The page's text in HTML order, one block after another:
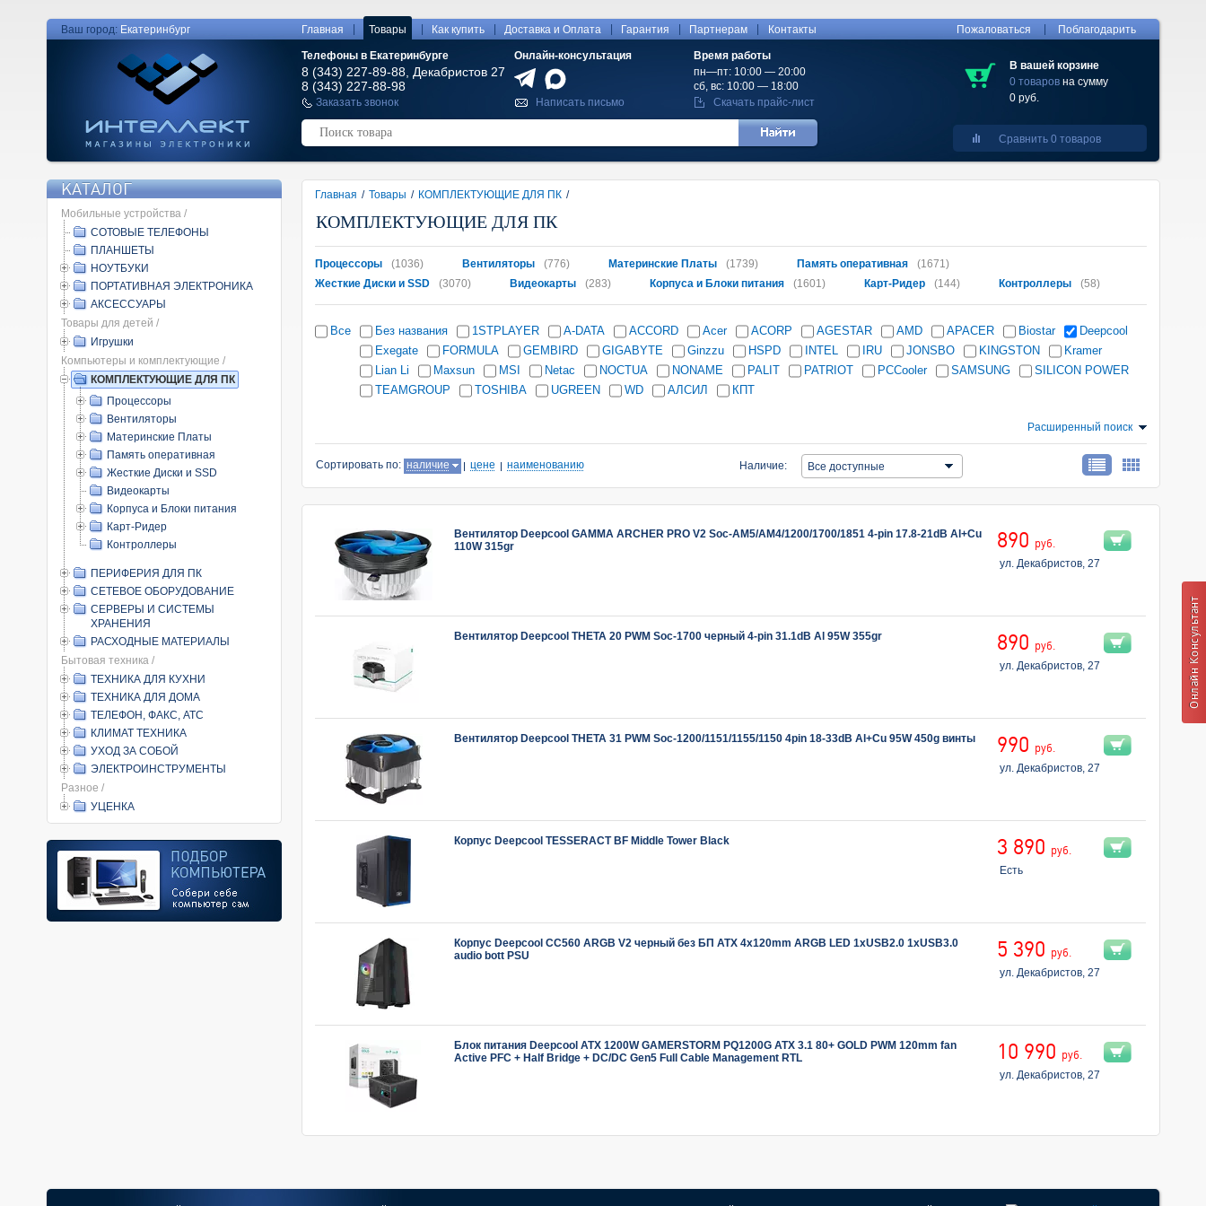
Ваш город: Екатеринбург Главная Товары Как купить Доставка и Оплата Гарантия Партнерам Контакты
Телефоны в Екатеринбурге
8 (343) 227-89-88, Декабристов 27
8 (343) 227-88-98
Онлайн-консультация
Время работы
пн—пт: 10:00 — 20:00
сб, вс: 10:00 — 18:00
Заказать звонок
Написать письмо Скачать прайс-лист
Пожаловаться Поблагодарить
В вашей корзине
0 товаров на сумму
0 руб.
Сравнить 0 товаров
КАТАЛОГ
Мобильные устройства /
СОТОВЫЕ ТЕЛЕФОНЫ
ПЛАНШЕТЫ
НОУТБУКИ
ПОРТАТИВНАЯ ЭЛЕКТРОНИКА
АКСЕССУАРЫ
Товары для детей /
Игрушки
Компьютеры и комплектующие /
КОМПЛЕКТУЮЩИЕ ДЛЯ ПК
Процессоры
Вентиляторы
Материнские Платы
Память оперативная
Жесткие Диски и SSD
Видеокарты
Корпуса и Блоки питания
Карт-Ридер
Контроллеры
ПЕРИФЕРИЯ ДЛЯ ПК
СЕТЕВОЕ ОБОРУДОВАНИЕ
СЕРВЕРЫ И СИСТЕМЫ
ХРАНЕНИЯ
РАСХОДНЫЕ МАТЕРИАЛЫ
Бытовая техника /
ТЕХНИКА ДЛЯ КУХНИ
ТЕХНИКА ДЛЯ ДОМА
ТЕЛЕФОН, ФАКС, АТС
КЛИМАТ ТЕХНИКА
УХОД ЗА СОБОЙ
ЭЛЕКТРОИНСТРУМЕНТЫ
Разное /
УЦЕНКА
Главная / Товары / КОМПЛЕКТУЮЩИЕ ДЛЯ ПК /
КОМПЛЕКТУЮЩИЕ ДЛЯ ПК
Процессоры (1036) Вентиляторы (776) Материнские Платы (1739) Память оперативная
(1671)
Жесткие Диски и SSD
(3070) Видеокарты (283) Корпуса и Блоки питания (1601) Карт-Ридер (144) Контроллеры (58)
Все Без названия 1STPLAYER A-DATA ACCORD Acer ACORP AGESTAR AMD APACER Biostar
Deepcool
Exegate
FORMULA GEMBIRD GIGABYTE Ginzzu HSPD INTEL IRU JONSBO KINGSTON
Kramer
Lian Li
Maxsun MSI Netac NOCTUA NONAME PALIT PATRIOT PCCooler SAMSUNG
SILICON POWER
TEAMGROUP
TOSHIBA UGREEN WD АЛСИЛ КПТ
Расширенный поиск
Сортировать по: наличие цене наименованию Наличие: Все доступные
Вентилятор Deepcool GAMMA ARCHER PRO V2 Soc-AM5/AM4/1200/1700/1851 4-pin 17.8-21dB Al+Cu
110W 315gr
890 руб.
ул. Декабристов, 27
Вентилятор Deepcool THETA 20 PWM Soc-1700 черный 4-pin 31.1dB Al 95W 355gr 890 руб.
ул. Декабристов, 27
Вентилятор Deepcool THETA 31 PWM Soc-1200/1151/1155/1150 4pin 18-33dB Al+Cu 95W 450g винты 990 руб.
ул. Декабристов, 27
Корпус Deepcool TESSERACT BF Middle Tower Black 3 890 руб.
Есть
Корпус Deepcool CC560 ARGB V2 черный без БП ATX 4x120mm ARGB LED 1xUSB2.0 1xUSB3.0
audio bott PSU
5 390 руб.
ул. Декабристов, 27
Блок питания Deepcool ATX 1200W GAMERSTORM PQ1200G ATX 3.1 80+ GOLD PWM 120mm fan
Active PFC + Half Bridge + DC/DC Gen5 Full Cable Management RTL
10 990 руб.
ул. Декабристов, 27